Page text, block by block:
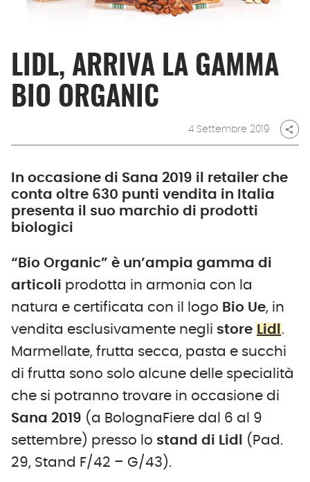
LIDL, ARRIVA LA GAMMA
BIO ORGANIC
4 Settembre 2019 share
In occasione di Sana 2019 il retailer che
conta oltre 630 punti vendita in Italia
presenta il suo marchio di prodotti
biologici
“Bio Organic” è un’ampia gamma di
articoli prodotta in armonia con la
natura e certificata con il logo Bio Ue, in
vendita esclusivamente negli store Lidl .
Marmellate, frutta secca, pasta e succhi
di frutta sono solo alcune delle specialità
che si potranno trovare in occasione di
Sana 2019 (a BolognaFiere dal 6 al 9
settembre) presso lo stand di Lidl
(Pad.
29, Stand F/42 – G/43).